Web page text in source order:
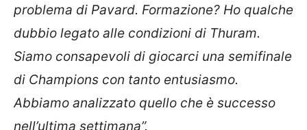
problema di Pavard. Formazione? Ho qualche
dubbio legato alle condizioni di Thuram.
Siamo consapevoli di giocarci una semifinale
di Champions con tanto entusiasmo.
Abbiamo analizzato quello che è successo
nell’ultima settimana”.